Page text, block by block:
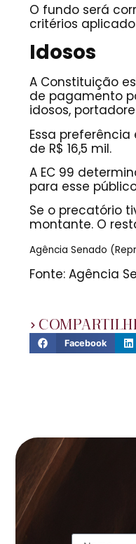
O fundo será
critérios
Idosos
A Constituição
de pagamento
idosos,
Essa
de R$ 16,5 mil.
A EC 99
para esse
Se o precatório
montante. O
Agência Senado
Fonte: Agência
Facebook